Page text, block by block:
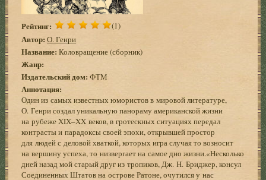
Рейтинг: (1)
Автор: О. Генри
Название: Коловращение (сборник)
Жанр:
Издательский дом:ФТМ
Аннотация:
Один из самых известных юмористов в мировой литературе,
О. Генри создал уникальную панораму американской жизни
на рубеже XIX–XX веков, в гротескных ситуациях передал
контрасты и парадоксы своей эпохи, открывшей простор
для людей с деловой хваткой, которых игра случая то возносит
на вершину успеха, то низвергает на самое дно жизни.«Несколько
дней назад мой старый друг из тропиков, Дж. Н. Бриджер, консул
Соединенных Штатов на острове Ратоне, очутился у нас